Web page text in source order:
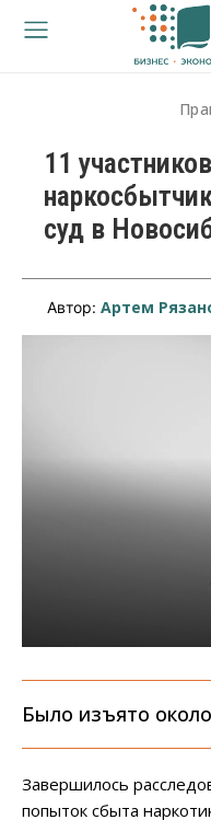
11
суд в
Автор: Артем
Было изъято
Завершилось
попыток сбыта